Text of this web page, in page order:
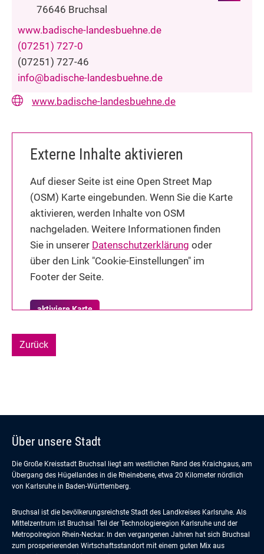
76646 Bruchsal
www.badische-landesbuehne.de
info@badische-landesbuehne.de
(07251) 727-0
(07251) 727-46
www.badische-landesbuehne.de
Externe Inhalte aktivieren
Auf dieser Seite ist eine Open Street Map
(OSM) Karte eingebunden. Wenn Sie die Karte
aktivieren, werden Inhalte von OSM
nachgeladen. Weitere Informationen finden
Sie in unserer Datenschutzerklärung oder
über den Link "Cookie-Einstellungen" im
Footer der Seite.
aktiviere Karte
Zurück
Über unsere Stadt
Die Große Kreisstadt Bruchsal liegt am westlichen Rand des Kraichgaus, am
Übergang des Hügellandes in die Rheinebene, etwa 20 Kilometer nördlich
von Karlsruhe in Baden-Württemberg.
Bruchsal ist die bevölkerungsreichste Stadt des Landkreises Karlsruhe. Als
Mittelzentrum ist Bruchsal Teil der Technologieregion Karlsruhe und der
Metropolregion Rhein-Neckar. In den vergangenen Jahren hat sich Bruchsal
zum prosperierenden Wirtschaftsstandort mit einem guten Mix aus